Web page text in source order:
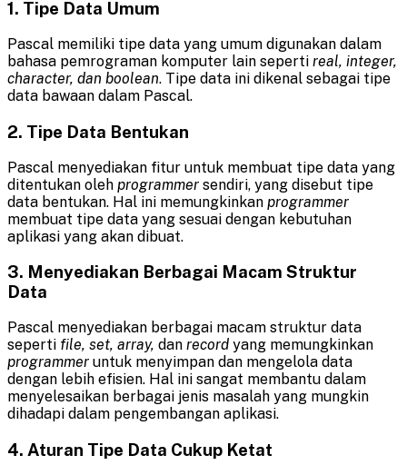
1. Tipe Data Umum
Pascal memiliki tipe data yang umum digunakan dalam
bahasa pemrograman komputer lain seperti real, integer,
character, dan boolean. Tipe data ini dikenal sebagai tipe
data bawaan dalam Pascal.
2. Tipe Data Bentukan
Pascal menyediakan fitur untuk membuat tipe data yang
ditentukan oleh programmer sendiri, yang disebut tipe
data bentukan. Hal ini memungkinkan programmer
membuat tipe data yang sesuai dengan kebutuhan
aplikasi yang akan dibuat.
3. Menyediakan Berbagai Macam Struktur
Data
Pascal menyediakan berbagai macam struktur data
seperti file, set, array, dan record yang memungkinkan
programmer untuk menyimpan dan mengelola data
dengan lebih efisien. Hal ini sangat membantu dalam
menyelesaikan berbagai jenis masalah yang mungkin
dihadapi dalam pengembangan aplikasi.
4. Aturan Tipe Data Cukup Ketat